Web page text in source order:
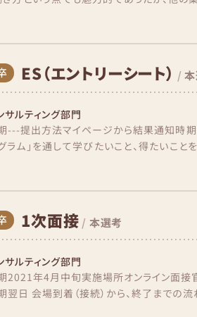
ES（エントリーシート） /
サルティング部門
---提出方法マイページから結果通知時期
ラム」を通して学びたいこと、得たいこと
1次面接 / 本選考
サルティング部門
2021年4月中旬実施場所オンライン面
翌日 会場到着（接続）から、終了までの